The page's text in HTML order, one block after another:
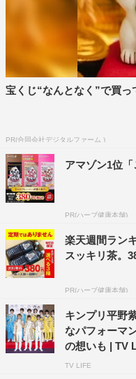
だ』って新鮮な気持ち
移動しての繰り返しの
ジュールを振り返った。
また、舞台では新春ら
髙橋海人は「サンドアー
瀬は「オリンピックのシ
年から開催される』で、
ら』って言わないといけ
と、明かした。
ちと共演したＫing & Ｐ
ると、永瀬が嵐の櫻井翔
玉をもらったことを告
言ってねって言ってたよ
丸山からお年玉を現金
永瀬、髙橋海人。しか
宝くじ“なんとなく”で買
PR(合同会社デジタルファーム )
アマゾン1位
PR(ハーブ健康本舗)
楽天週間ラン
スッキリ茶。
PR(ハーブ健康本舗)
キンプリ平野
なパフォーマ
の想いも | TV
TV LIFE